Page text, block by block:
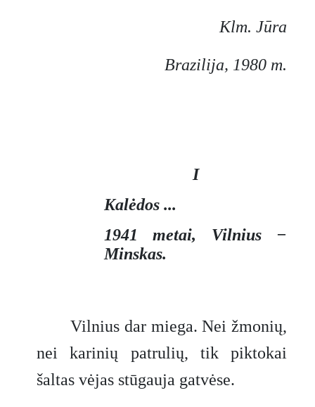
Klm. Jūra
Brazilija, 1980 m.
I
Kalėdos ...
1941 metai, Vilnius −
Minskas.
Vilnius dar miega. Nei žmonių,
nei karinių patrulių, tik piktokai
šaltas vėjas stūgauja gatvėse.